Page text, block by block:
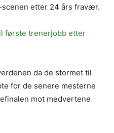
etter 24 års fravær.
første trenerjobb etter
da de stormet til
for de senere mesterne
mot medvertene